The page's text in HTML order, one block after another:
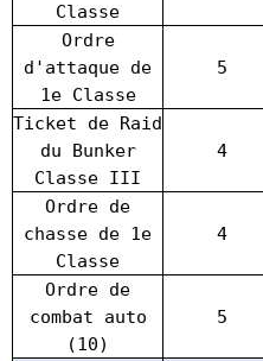
Classe
Ordre
d'attaque de
1e Classe
5
Ticket de Raid
du Bunker
Classe III
4
Ordre de
chasse de 1e
Classe
4
Ordre de
combat auto
(10)
5